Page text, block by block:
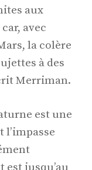
aux
avec
la colère
à des
Merriman.
est une